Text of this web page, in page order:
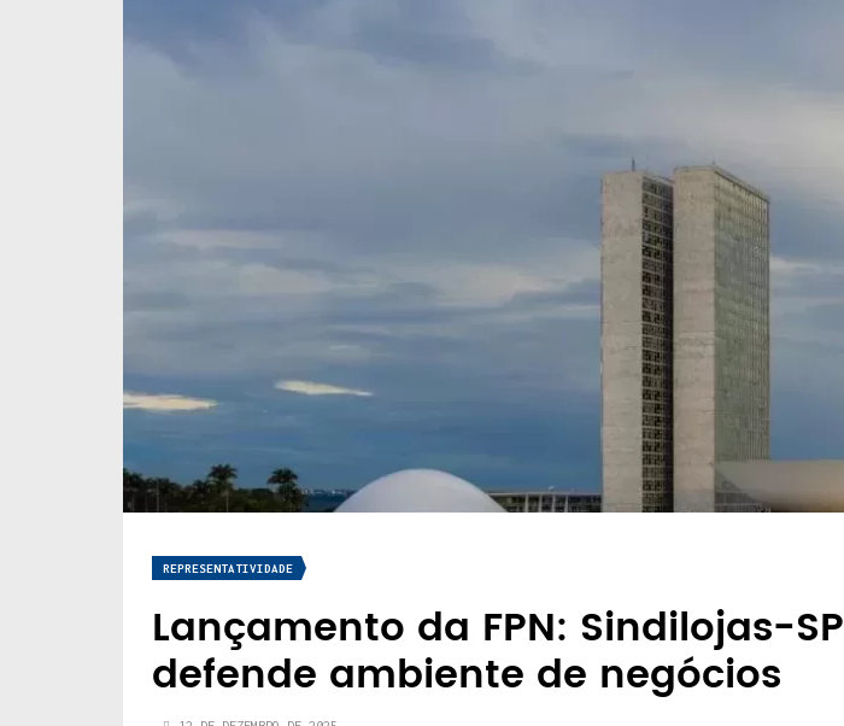
REPRESENTATIVIDADE
Lançamento da FPN: Sindilojas-SP
defende ambiente de negócios